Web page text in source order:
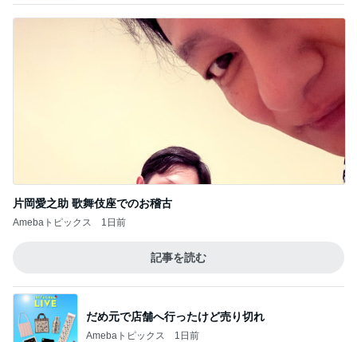
片岡愛之助 歌舞伎座でのお稽古
Amebaトピックス 1日前
記事を読む
だめ元で店舗へ行ったけど売り切れ
Amebaトピックス 1日前